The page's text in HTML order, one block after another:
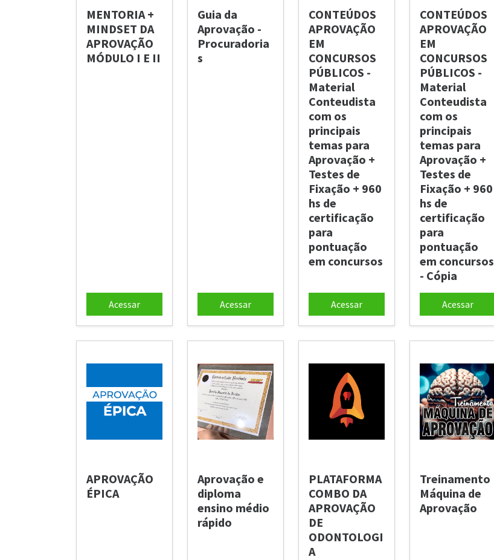
MENTORIA +
MINDSET DA
APROVAÇÃO
MÓDULO I E II
Acessar
Guia da
Aprovação -
Procuradoria
s
Acessar
CONTEÚDOS
APROVAÇÃO
EM
CONCURSOS
PÚBLICOS -
Material
Conteudista
com os
principais
temas para
Aprovação +
Testes de
Fixação + 960
hs de
certificação
para
pontuação
em concursos
Acessar
CONTEÚDOS
APROVAÇÃO
EM
CONCURSOS
PÚBLICOS -
Material
Conteudista
com os
principais
temas para
Aprovação +
Testes de
Fixação + 960
hs de
certificação
para
pontuação
em concursos
- Cópia
Acessar
APROVAÇÃO
ÉPICA
Aprovação e
diploma
ensino médio
rápido
PLATAFORMA
COMBO DA
APROVAÇÃO
DE
ODONTOLOGI
A
Treinamento
Máquina de
Aprovação